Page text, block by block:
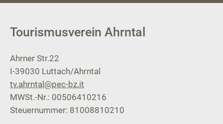
Tourismusverein Ahrntal
Ahrner Str.22
I-39030 Luttach/Ahrntal
tv.ahrntal@pec-bz.it
MWSt.-Nr.: 00506410216
Steuernummer: 81008810210